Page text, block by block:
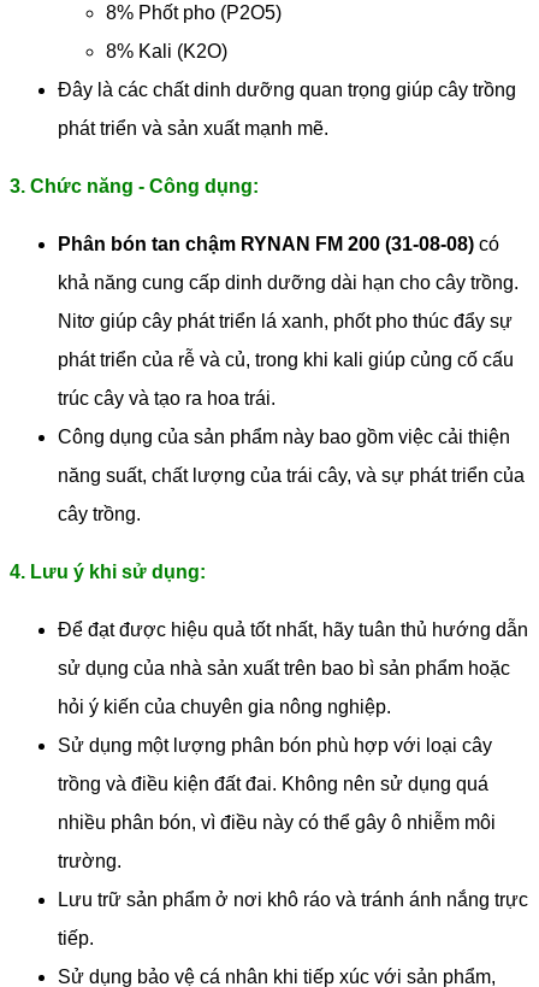
8% Phốt pho (P2O5)
8% Kali (K2O)
Đây là các chất dinh dưỡng quan trọng giúp cây trồng
phát triển và sản xuất mạnh mẽ.
3. Chức năng - Công dụng:
Phân bón tan chậm RYNAN FM 200 (31-08-08) có
khả năng cung cấp dinh dưỡng dài hạn cho cây trồng.
Nitơ giúp cây phát triển lá xanh, phốt pho thúc đẩy sự
phát triển của rễ và củ, trong khi kali giúp củng cố cấu
trúc cây và tạo ra hoa trái.
Công dụng của sản phẩm này bao gồm việc cải thiện
năng suất, chất lượng của trái cây, và sự phát triển của
cây trồng.
4. Lưu ý khi sử dụng:
Để đạt được hiệu quả tốt nhất, hãy tuân thủ hướng dẫn
sử dụng của nhà sản xuất trên bao bì sản phẩm hoặc
hỏi ý kiến ​​của chuyên gia nông nghiệp.
Sử dụng một lượng phân bón phù hợp với loại cây
trồng và điều kiện đất đai. Không nên sử dụng quá
nhiều phân bón, vì điều này có thể gây ô nhiễm môi
trường.
Lưu trữ sản phẩm ở nơi khô ráo và tránh ánh nắng trực
tiếp.
Sử dụng bảo vệ cá nhân khi tiếp xúc với sản phẩm,